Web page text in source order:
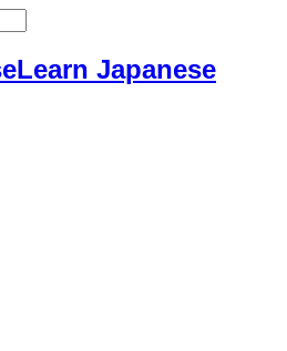
Learn Japanese